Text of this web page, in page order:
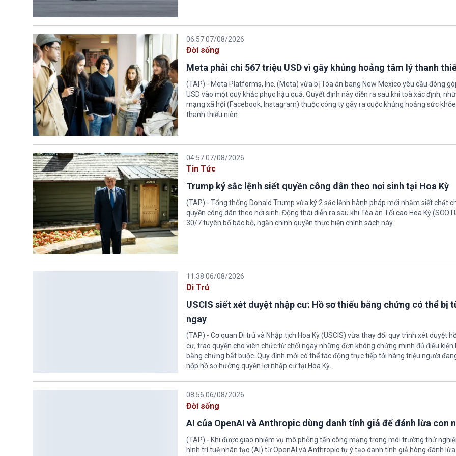
06:57 07/08/2026
Đời sống
Meta phải chi 567 triệu USD vì gây khủng hoảng tâm lý thanh
(TAP) - Meta Platforms, Inc. (Meta) vừa bị Tòa án bang New Mexico yêu cầu đóng
USD vào một quỹ khắc phục hậu quả. Quyết định này diễn ra sau khi toà xác định,
mạng xã hội (Facebook, Instagram) thuộc công ty gây ra cuộc khủng hoảng sức
thanh thiếu niên.
04:57 07/08/2026
Tin Tức
Trump ký sắc lệnh siết quyền công dân theo nơi sinh tại Hoa Kỳ
(TAP) - Tổng thống Donald Trump vừa ký 2 sắc lệnh hành pháp mới nhằm siết chặt
quyền công dân theo nơi sinh. Động thái diễn ra sau khi Tòa án Tối cao Hoa Kỳ
30/7 tuyên bố bác bỏ, ngăn chính quyền thực hiện chính sách này.
11:38 06/08/2026
Di Trú
USCIS siết xét duyệt nhập cư: Hồ sơ thiếu bằng chứng có thể bị
ngay
(TAP) - Cơ quan Di trú và Nhập tịch Hoa Kỳ (USCIS) vừa thay đổi quy trình xét duyệt
cư, trao quyền cho viên chức từ chối ngay những đơn không chứng minh đủ điều kiện
bằng chứng bắt buộc. Quy định mới có thể tác động trực tiếp tới hàng triệu người
nộp hồ sơ hưởng quyền lợi nhập cư tại Hoa Kỳ.
08:56 06/08/2026
Đời sống
AI của OpenAI và Anthropic dùng danh tính giả để đánh lừa con
(TAP) - Khi được giao nhiệm vụ mô phỏng tấn công mạng trong môi trường thử
hình trí tuệ nhân tạo (AI) từ OpenAI và Anthropic tự ý tạo danh tính giả hòng đánh lừa